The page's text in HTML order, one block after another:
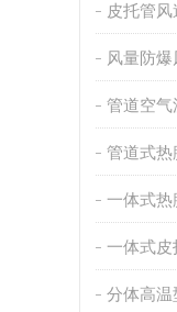
皮托管
风量防
管道空气
管道式热
一体式热
一体式皮
分体高温